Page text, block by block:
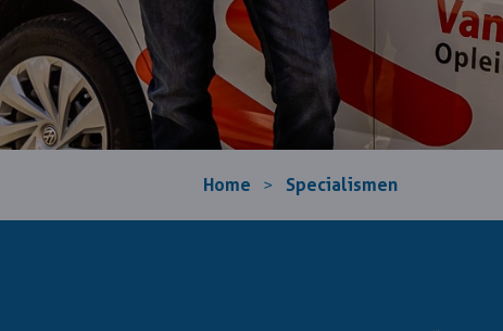
Home > Specialismen